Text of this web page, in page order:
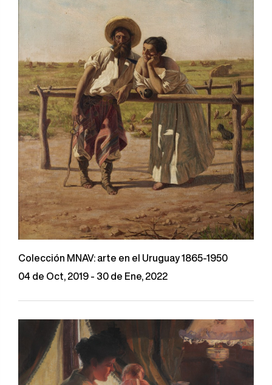
Colección MNAV: arte en el Uruguay 1865-1950
04 de Oct, 2019 - 30 de Ene, 2022